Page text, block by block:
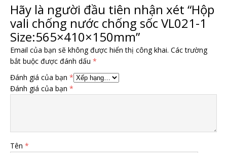
Hãy là người đầu tiên nhận xét “Hộp
vali chống nước chống sốc VL021-1
Size:565×410×150mm”
Email của bạn sẽ không được hiển thị công khai. Các trường
bắt buộc được đánh dấu *
Đánh giá của bạn *
Đánh giá của bạn *
Tên *